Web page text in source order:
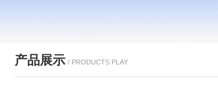
产品展示 / PRODUCTS PLAY